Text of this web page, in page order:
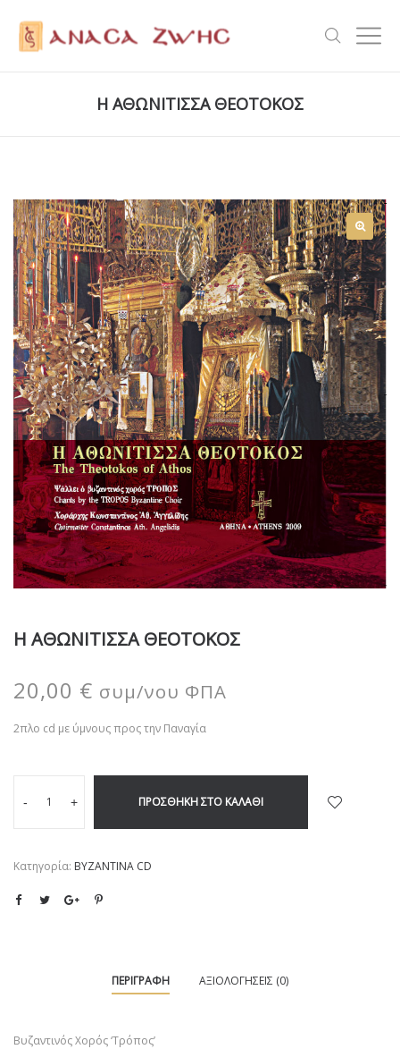
Η ΑΘΩΝΙΤΙΣΣΑ ΘΕΟΤΟΚΟΣ
Η ΑΘΩΝΙΤΙΣΣΑ ΘΕΟΤΟΚΟΣ
20,00 € συμ/νου ΦΠΑ
2πλο cd με ύμνους προς την Παναγία
- + ΠΡΟΣΘΉΚΗ ΣΤΟ ΚΑΛΆΘΙ
Κατηγορία: ΒΥΖΑΝΤΙΝΑ CD
ΠΕΡΙΓΡΑΦΉ ΑΞΙΟΛΟΓΉΣΕΙΣ (0)
Βυζαντινός Χορός ‘Τρόπος’